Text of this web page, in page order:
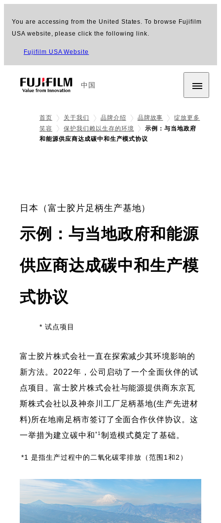
You are accessing from the United States. To browse Fujifilm
USA website, please click the following link.
Fujifilm USA Website
中国
首页 关于我们 品牌介绍 品牌故事
绽放更多
笑容
保护我们赖以生存的环境
示例：与当地政府
和能源供应商达成碳中和生产模式协议
日本（富士胶片足柄生产基地）
示例：与当地政府和能源
供应商达成碳中和生产模
式协议
* 试点项目
富士胶片株式会社一直在探索减少其环境影响的
新方法。2022年，公司启动了一个全面伙伴的试
点项目。富士胶片株式会社与能源提供商东京瓦
斯株式会社以及神奈川工厂足柄基地(生产先进材
料)所在地南足柄市签订了全面合作伙伴协议。这
一举措为建立碳中和 *1 制造模式奠定了基础。
*1 是指生产过程中的二氧化碳零排放（范围1和2）